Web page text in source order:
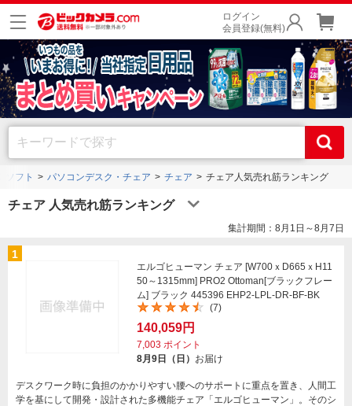
ログイン
会員登録(無料)
ソフト パソコンデスク・チェア チェア チェア人気売れ筋ランキング
チェア 人気売れ筋ランキング
集計期間：8月1日～8月7日
1
エルゴヒューマン チェア [W700ｘD665ｘH11
50～1315mm] PRO2 Ottoman[ブラックフレー
ム] ブラック 445396 EHP2-LPL-DR-BF-BK
(7)
140,059円
7,003 ポイント
8月9日（日） お届け
デスクワーク時に負担のかかりやすい腰へのサポートに重点を置き、人間工
学を基にして開発・設計された多機能チェア「エルゴヒューマン」。そのシ